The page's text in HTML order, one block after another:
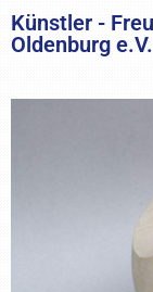
Künstler -
Oldenburg e.V.